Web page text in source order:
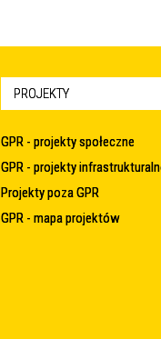
PROJEKTY
GPR - projekty społeczne
GPR - projekty
Projekty poza GPR
GPR - mapa projektów